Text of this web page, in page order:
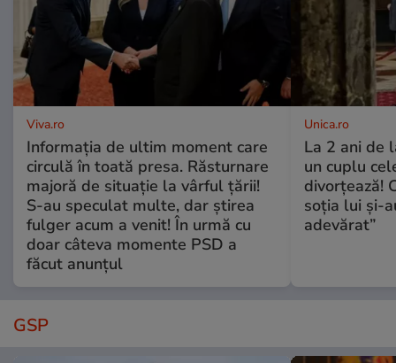
Viva.ro
Informația de ultim moment care
circulă în toată presa. Răsturnare
majoră de situație la vârful țării!
S-au speculat multe, dar știrea
fulger acum a venit! În urmă cu
doar câteva momente PSD a
făcut anunțul
Unica.ro
La 2 ani de
un cuplu
divorțează!
soția lui și-
adevărat”
GSP